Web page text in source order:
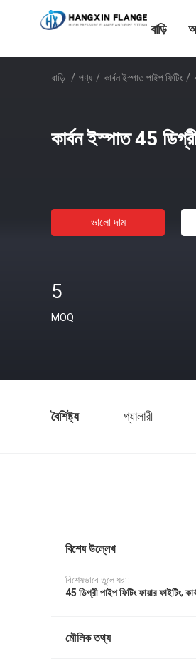
বাড়ি
বাড়ি / পণ্য / কার্বন ইস্পাত পাইপ ফিটিং /
কার্বন ইস্পাত 45
ভালো দাম
5
MOQ
বৈশিষ্ট্য গ্যালারী
বিশেষ উল্লেখ
বিশেষভাবে তুলে ধরা:
45 ডিগ্রী পাইপ ফিটিং ফায়ার ফাইটিং,
মৌলিক তথ্য